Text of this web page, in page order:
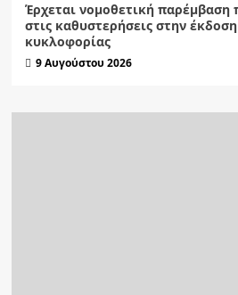
Έρχεται νομοθετική παρέμβαση
στις καθυστερήσεις στην
κυκλοφορίας
9 Αυγούστου 2026